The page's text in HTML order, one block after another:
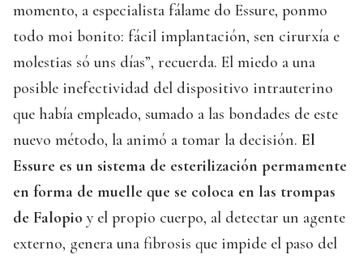
momento, a especialista fálame do Essure, ponmo
todo moi bonito: fácil implantación, sen cirurxía e
molestias só uns días”, recuerda. El miedo a una
posible inefectividad del dispositivo intrauterino
que había empleado, sumado a las bondades de este
nuevo método, la animó a tomar la decisión. El
Essure es un sistema de esterilización permamente
en forma de muelle que se coloca en las trompas
de Falopio y el propio cuerpo, al detectar un agente
externo, genera una fibrosis que impide el paso del